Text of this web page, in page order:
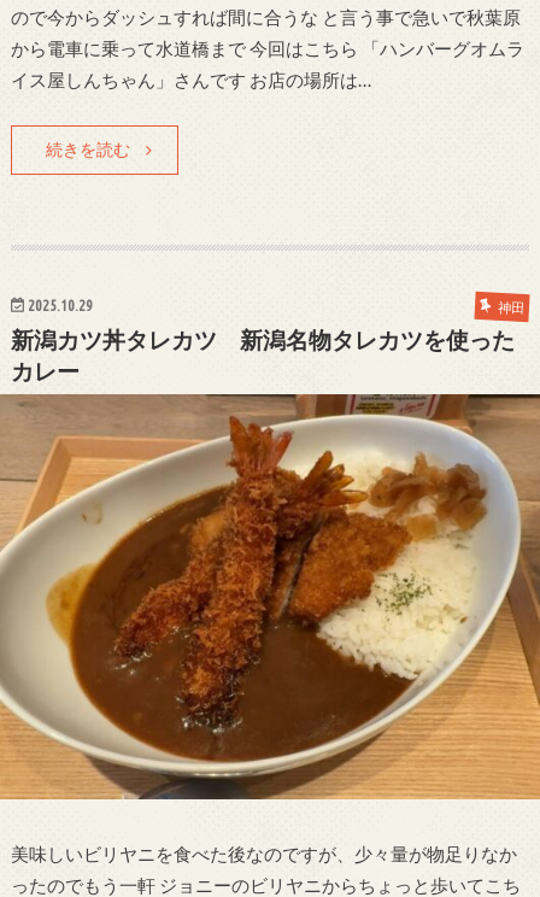
ので今からダッシュすれば間に合うな と言う事で急いで秋葉原
から電車に乗って水道橋まで 今回はこちら 「ハンバーグオムラ
イス屋しんちゃん」さんです お店の場所は…
続きを読む
2025.10.29 神田
新潟カツ丼タレカツ 新潟名物タレカツを使った
カレー
美味しいビリヤニを食べた後なのですが、少々量が物足りなか
ったのでもう一軒 ジョニーのビリヤニからちょっと歩いてこち